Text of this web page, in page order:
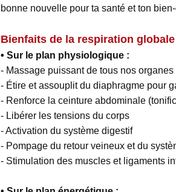
bonne nouvelle pour ta santé et ton
Bienfaits de la respiration globale
• Sur le plan physiologique :
- Massage puissant de tous nos
- Étire et assouplit du diaphragme pour
- Renforce la ceinture abdominale
- Libérer les tensions du corps
- Activation du système digestif
- Pompage du retour veineux et du
- Stimulation des muscles et ligaments